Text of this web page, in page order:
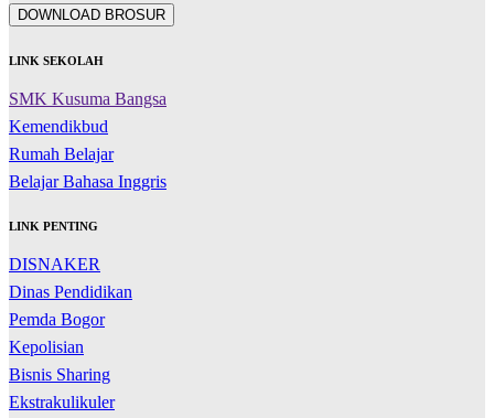
DOWNLOAD BROSUR
LINK SEKOLAH
SMK Kusuma Bangsa
Kemendikbud
Rumah Belajar
Belajar Bahasa Inggris
LINK PENTING
DISNAKER
Dinas Pendidikan
Pemda Bogor
Kepolisian
Bisnis Sharing
Ekstrakulikuler